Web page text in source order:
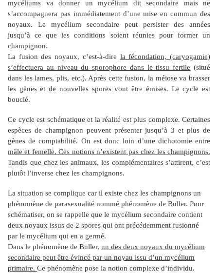
mycéliums va donner un mycélium dit secondaire mais ne
s’accompagnera pas immédiatement d’une mise en commun des
noyaux. Le mycélium secondaire peut persister des années
jusqu’à ce que les conditions soient réunies pour former un
champignon.
La fusion des noyaux, c’est-à-dire la fécondation, (caryogamie)
s’effectuera au niveau du sporophore dans le tissu fertile (situé
dans les lames, plis, etc.). Après cette fusion, la méiose va brasser
les gènes et de nouvelles spores vont être émises. Le cycle est
bouclé.
Ce cycle est schématique et la réalité est plus complexe. Certaines
espèces de champignon peuvent présenter jusqu’à 3 et plus de
gènes de comptabilité. On est donc loin d’une dichotomie entre
mâle et femelle. Ces notions n’existent pas chez les champignons.
Tandis que chez les animaux, les complémentaires s’attirent, c’est
plutôt l’inverse chez les champignons.
La situation se complique car il existe chez les champignons un
phénomène de parasexualité nommé phénomène de Buller. Pour
schématiser, on se rappelle que le mycélium secondaire contient
deux noyaux issus de 2 spores qui ont précédemment fusionné
par le mycélium qui en a germé.
Dans le phénomène de Buller, un des deux noyaux du mycélium
secondaire peut être évincé par un noyau issu d’un mycélium
primaire. Ce phénomène pose la notion complexe d’individu.